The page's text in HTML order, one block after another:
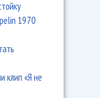
1970
клип «Я не